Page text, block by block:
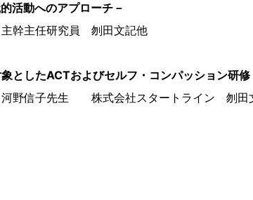
活動へのアプローチ－
幹主任研究員 刎田文記他
としたACTおよびセルフ・コンパッション研修
河野信子先生 株式会社スタートライン 刎田